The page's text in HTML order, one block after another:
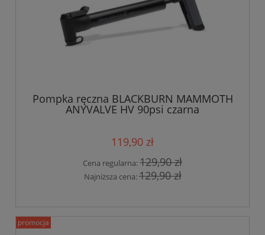
Pompka ręczna BLACKBURN MAMMOTH
ANYVALVE HV 90psi czarna
119,90 zł
Cena regularna:129,90 zł
Najniższa cena:129,90 zł
promocja